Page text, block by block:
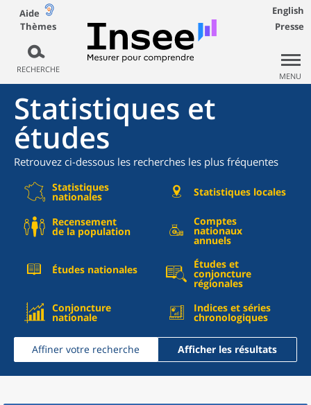
Aide
Thèmes
RECHERCHE
English
Presse
MENU
Statistiques et
études
Retrouvez ci-dessous les recherches les plus fréquentes
Statistiques
nationales Statistiques locales
Recensement
de la population
Comptes
nationaux
annuels
Études nationales Études et
conjoncture
régionales
Conjoncture
nationale
Indices et séries
chronologiques
Affiner votre recherche Afficher les résultats